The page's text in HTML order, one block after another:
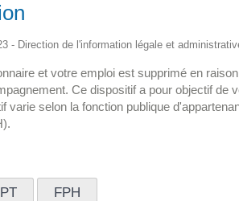
- Direction de l'information légale et
et votre emploi est supprimé en
Ce dispositif a pour objectif de
varie selon la fonction publique
FPH